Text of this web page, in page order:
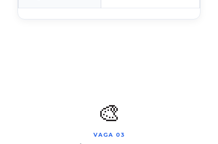
🎨
VAGA 03